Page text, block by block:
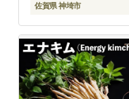
佐賀県 神埼市